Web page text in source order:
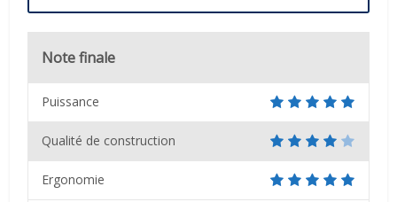
Note finale
Puissance
Qualité de construction
Ergonomie